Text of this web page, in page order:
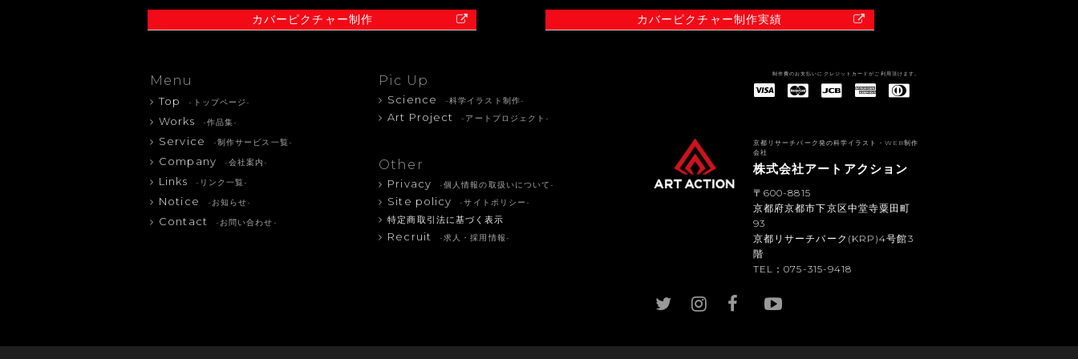
カバーピクチャー制作 カバーピクチャー制作実績
Menu
Top -トップページ-
Works -作品集-
Service -制作サービス一覧-
Company -会社案内-
Links -リンク一覧-
Notice -お知らせ-
Contact -お問い合わせ-
Pic Up
Science -科学イラスト制作-
Art Project -アートプロジェクト-
Other
Privacy -個人情報の取扱いについて-
Site policy
-サイトポリシー-
特定商取引法に基づく表示
Recruit -求人・採用情報-
制作費のお支払いにクレジットカードがご利用頂けます。
京都リサーチパーク発の科学イラスト・WEB制作
会社
株式会社アートアクション
〒600-8815
京都府京都市下京区中堂寺粟田町
93
京都リサーチパーク(KRP)4号館3
階
TEL：075-315-9418